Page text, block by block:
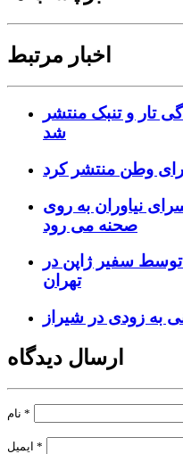
اخبار مرتبط
تار و تنبک منتشر
شد
وطن منتشر کرد
نیاوران به روی
صحنه می رود
سفیر ژاپن در
تهران
به زودی در شیراز
ارسال دیدگاه
*
*